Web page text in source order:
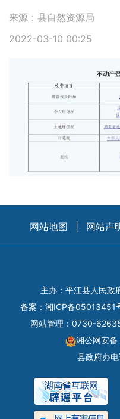
来源：县自然资源局
2022-03-10 00:25
网站地图 网站声
主办：平江县人民政
备案： 湘ICP备05013451
网站管理：0730-
湘公网安
县政府办